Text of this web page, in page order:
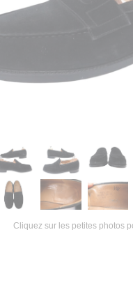
Cliquez sur les petites photos